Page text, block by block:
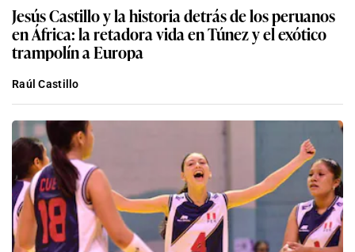
Jesús Castillo y la historia detrás de los peruanos
en África: la retadora vida en Túnez y el exótico
trampolín a Europa
Raúl Castillo